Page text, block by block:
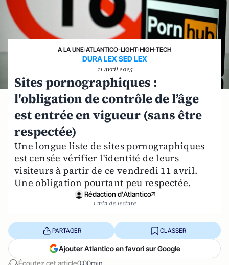
A LA UNE›ATLANTICO-LIGHT›HIGH-TECH
DURA LEX SED LEX
11 avril 2025
Sites pornographiques :
l'obligation de contrôle de l’âge
est entrée en vigueur (sans être
respectée)
Une longue liste de sites pornographiques
est censée vérifier l'identité de leurs
visiteurs à partir de ce vendredi 11 avril.
Une obligation pourtant peu respectée.
Rédaction d'Atlantico
1 min de lecture
Écoutez cet article0:00min
PARTAGER CLASSER
Ajouter Atlantico en favori sur Google